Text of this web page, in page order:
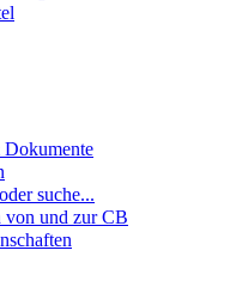
suche...
und zur CB